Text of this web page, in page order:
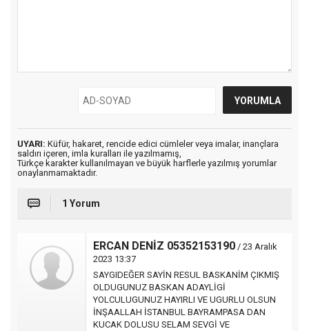
UYARI: Küfür, hakaret, rencide edici cümleler veya imalar, inançlara
saldırı içeren, imla kuralları ile yazılmamış,
Türkçe karakter kullanılmayan ve büyük harflerle yazılmış yorumlar
onaylanmamaktadır.
1 Yorum
ERCAN DENİZ 05352153190 / 23 Aralık
2023 13:37
SAYGIDEĞER SAYİN RESUL BASKANİM ÇIKMIŞ
OLDUGUNUZ BASKAN ADAYLİGİ
YOLCULUGUNUZ HAYIRLI VE UGURLU OLSUN
İNŞAALLAH İSTANBUL BAYRAMPASA DAN
KUCAK DOLUSU SELAM SEVGİ VE